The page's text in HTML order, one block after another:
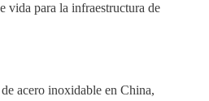
vida para la infraestructura de
acero inoxidable en China,